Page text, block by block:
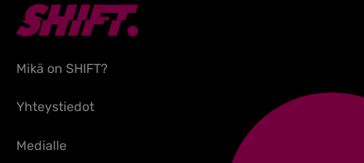
Mikä on SHIFT?
Yhteystiedot
Medialle